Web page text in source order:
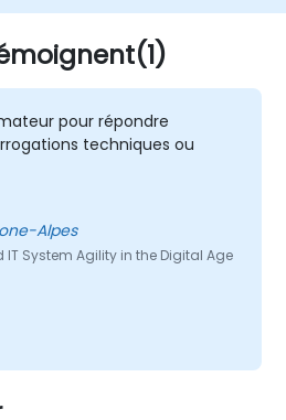
pour répondre
techniques ou
Rhone-Alpes
System Agility in the Digital Age